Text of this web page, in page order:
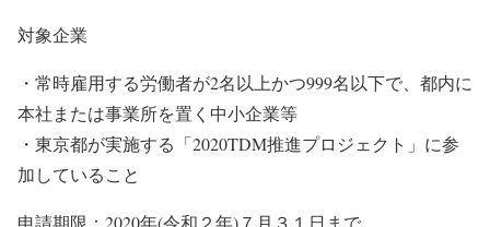
対象企業
・常時雇用する労働者が2名以上かつ999名以下で、都内に
本社または事業所を置く中小企業等
・東京都が実施する「2020TDM推進プロジェクト」に参
加していること